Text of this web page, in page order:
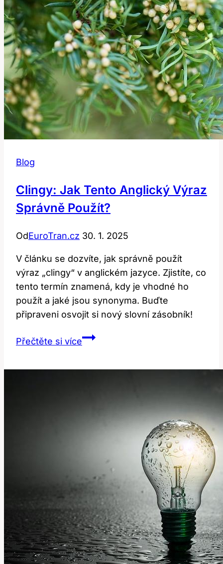
Blog
Clingy: Jak Tento Anglický Výraz
Správně Použít?
OdEuroTran.cz 30. 1. 2025
V článku se dozvíte, jak správně použít
výraz „clingy“ v anglickém jazyce. Zjistíte, co
tento termín znamená, kdy je vhodné ho
použít a jaké jsou synonyma. Buďte
připraveni osvojit si nový slovní zásobník!
Přečtěte si víceClingy: